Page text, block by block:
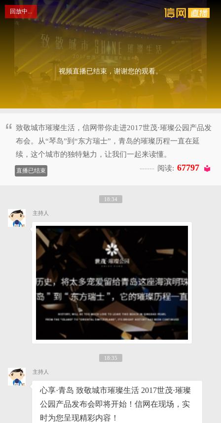
网直播
回放中...
window.
视频直播已结束，谢谢您的观看。
致敬城市璀璨生活，信网带你走进2017世茂·璀璨公园产品发
布会。从“琴岛”到“东方瑞士”，青岛的璀璨历程一直在延
续，这个城市的独特魅力，让我们一起来读懂。
直播已结束 阅读: 67797
18:34
主持人
18:35
主持人
心享·青岛 致敬城市璀璨生活 2017世茂·璀璨
公园产品发布会即将开始！信网在现场，实
时为您呈现精彩内容！